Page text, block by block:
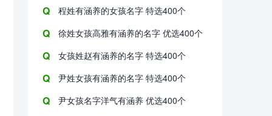
程姓有涵养的女孩名字 特选400个
徐姓女孩高雅有涵养的名字 优选400个
女孩姓赵有涵养的名字 特选400个
尹姓女孩有涵养的名字 特选400个
尹女孩名字洋气有涵养 优选400个